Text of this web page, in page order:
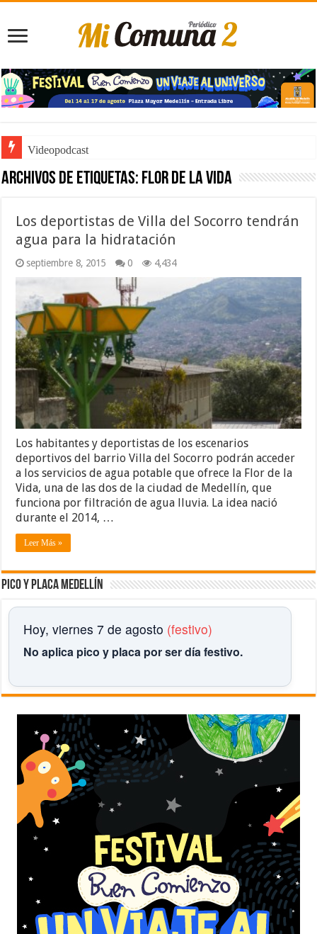
Videopodcast
Archivos de etiquetas: Flor de la Vida
Los deportistas de Villa del Socorro tendrán
agua para la hidratación
septiembre 8, 2015 0 4,434
Los habitantes y deportistas de los escenarios
deportivos del barrio Villa del Socorro podrán acceder
a los servicios de agua potable que ofrece la Flor de la
Vida, una de las dos de la ciudad de Medellín, que
funciona por filtración de agua lluvia. La idea nació
durante el 2014, …
Leer Más »
Pico y placa Medellín
Hoy, viernes 7 de agosto (festivo)
No aplica pico y placa por ser día festivo.